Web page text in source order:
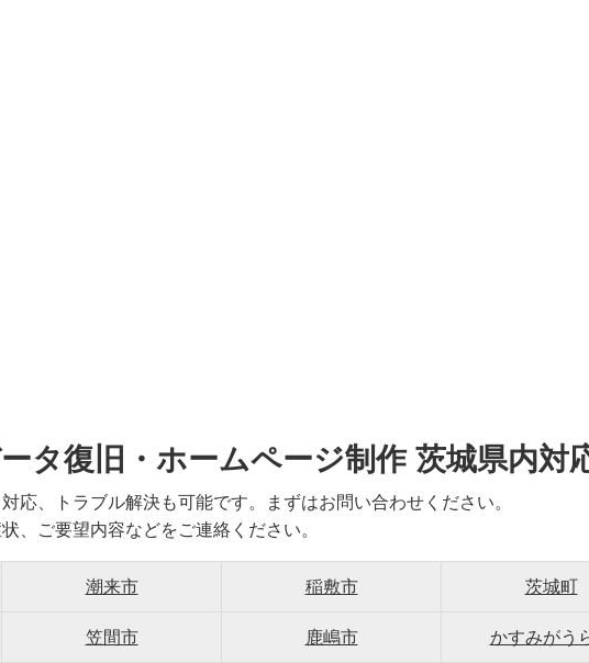
タ復旧・ホームページ制作 茨城県内対
応、トラブル解決も可能です。まずはお問い合わせください。
、ご要望内容などをご連絡ください。
潮来市 稲敷市 茨城町
笠間市 鹿嶋市 かすみがう